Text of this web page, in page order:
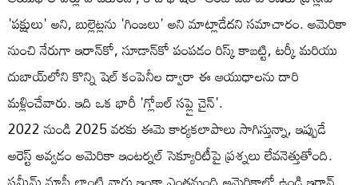
'పక్షులు' అని, బుల్లెట్లను 'గింజలు' అని మాట్లాడేదని సమాచారం. అమెరికా
నుంచి నేరుగా ఇరాన్‌కో, సూడాన్‌కో పంపడం రిస్క్ కాబట్టి, టర్కీ మరియు
దుబాయ్‌లోని కొన్ని షెల్ కంపెనీల ద్వారా ఈ ఆయుధాలను దారి
మళ్లించేవారు. ఇది ఒక భారీ 'గ్లోబల్ సప్లై చైన్'.
2022 నుండి 2025 వరకు ఈమె కార్యకలాపాలు సాగిస్తున్నా, ఇప్పుడే
అరెస్ట్ అవ్వడం అమెరికా ఇంటర్నల్ సెక్యూరిటీపై ప్రశ్నలు లేవనెత్తుతోంది.